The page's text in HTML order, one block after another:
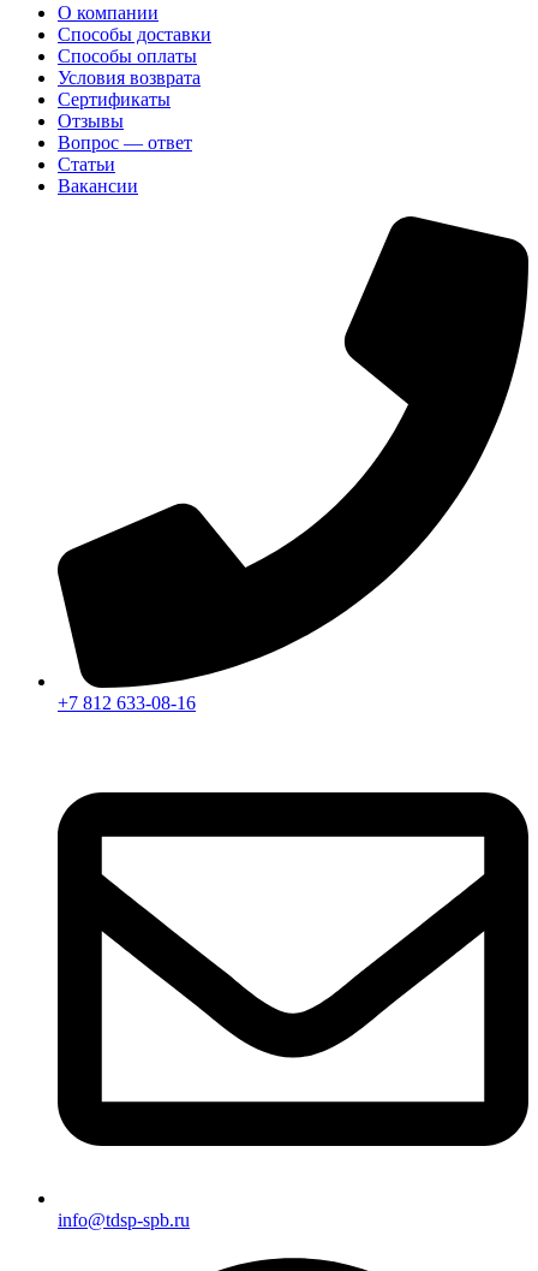
О компании
Способы доставки
Способы оплаты
Условия возврата
Сертификаты
Отзывы
Вопрос — ответ
Статьи
Вакансии
+7 812 633-08-16
info@tdsp-spb.ru